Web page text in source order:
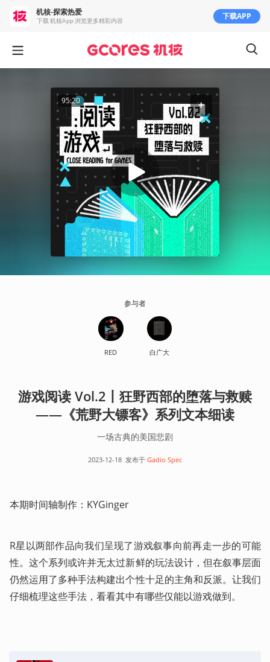
95:20
参与者
RED 白广大
游戏阅读 Vol.2丨狂野西部的堕落与救赎
——《荒野大镖客》系列文本细读
一场古典的美国悲剧
2023-12-18 发布于 Gadio Spec
本期时间轴制作：KYGinger
R星以两部作品向我们呈现了游戏叙事向前再走一步的可能
性。这个系列或许并无太过新鲜的玩法设计，但在叙事层面
仍然运用了多种手法构建出个性十足的主角和反派。让我们
仔细梳理这些手法，看看其中有哪些仅能以游戏做到。
机核-探索热爱
下载 机核App 浏览更多精彩内容 下载APP